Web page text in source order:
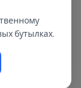
Эл
бутылках.